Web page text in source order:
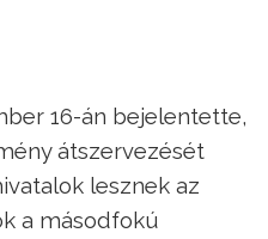
16-án bejelentette,
átszervezését
lesznek az
a másodfokú